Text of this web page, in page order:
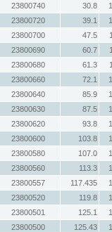
23800740 30.8
23800720 39.1
23800700 47.5
23800690 60.7
23800680 61.3
23800660 72.1
23800640 85.9
23800630 87.5
23800620 93.8
23800600 103.8
23800580 107.0
23800560 113.3
23800557 117.435
23800520 119.8
23800501 125.1
23800500 125.43